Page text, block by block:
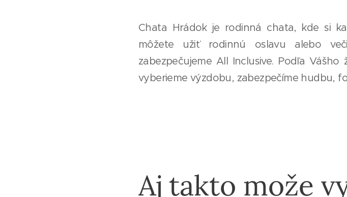
Chata Hrádok je rodinná chata, kde si
môžete užiť rodinnú oslavu alebo
zabezpečujeme All Inclusive. Podľa
vyberieme výzdobu, zabezpečíme hudbu,
Aj takto može